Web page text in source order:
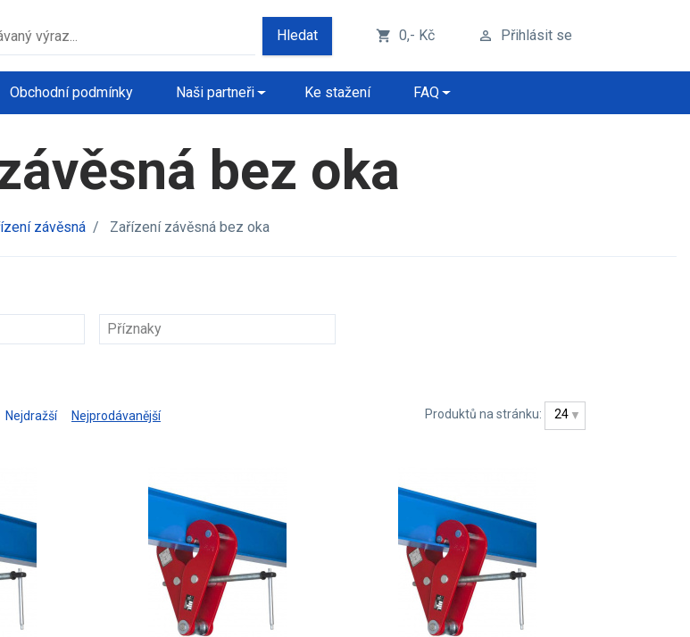
Hledat shopping_cart 0,- Kč perm_identity Přihlásit se
Obchodní podmínky Naši partneři Ke stažení FAQ
bez oka
závěsná / Zařízení závěsná bez oka
Příznaky
Nejdražší Nejprodávanější Produktů na stránku: 24